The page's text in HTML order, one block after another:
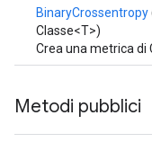
BinaryCrossentropy
Classe<T>)
Crea una metrica di
Metodi pubblici